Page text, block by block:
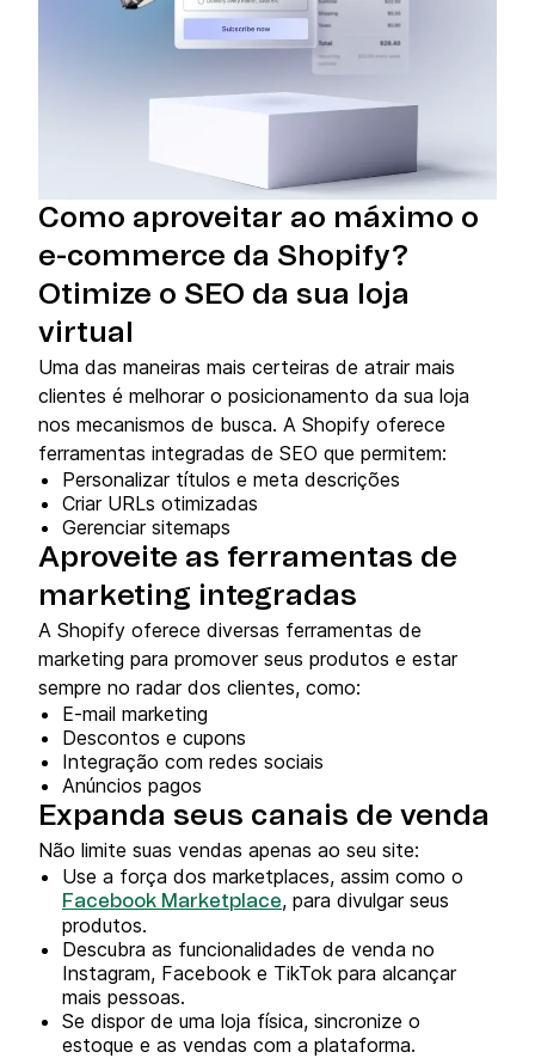
Como aproveitar ao máximo o
e-commerce da Shopify?
Otimize o SEO da sua loja
virtual
Uma das maneiras mais certeiras de atrair mais
clientes é melhorar o posicionamento da sua loja
nos mecanismos de busca. A Shopify oferece
ferramentas integradas de SEO que permitem:
Personalizar títulos e meta descrições
Criar URLs otimizadas
Gerenciar sitemaps
Aproveite as ferramentas de
marketing integradas
A Shopify oferece diversas ferramentas de
marketing para promover seus produtos e estar
sempre no radar dos clientes, como:
E-mail marketing
Descontos e cupons
Integração com redes sociais
Anúncios pagos
Expanda seus canais de venda
Não limite suas vendas apenas ao seu site:
Use a força dos marketplaces, assim como o
Facebook Marketplace, para divulgar seus
produtos.
Descubra as funcionalidades de venda no
Instagram, Facebook e TikTok para alcançar
mais pessoas.
Se dispor de uma loja física, sincronize o
estoque e as vendas com a plataforma.